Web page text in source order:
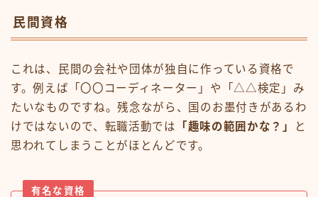
民間資格
これは、民間の会社や団体が独自に作っている資格で
す。例えば「〇〇コーディネーター」や「△△検定」み
たいなものですね。残念ながら、国のお墨付きがあるわ
けではないので、転職活動では
「趣味の範囲かな？」
と
思われてしまうことがほとんどです。
有名な資格